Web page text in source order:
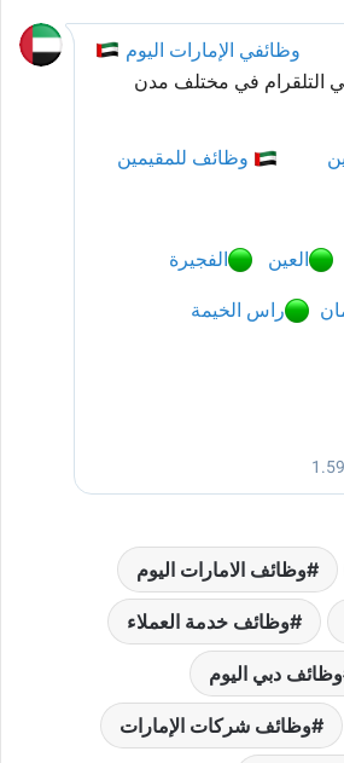
وظائف الامارات اليوم
وظائف خدمة العملاء
وظائف دبي اليوم
وظائف شركات الإمارات